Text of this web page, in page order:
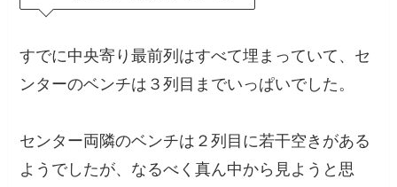
すでに中央寄り最前列はすべて埋まっていて、セ
ンターのベンチは３列目までいっぱいでした。
センター両隣のベンチは２列目に若干空きがある
ようでしたが、なるべく真ん中から見ようと思